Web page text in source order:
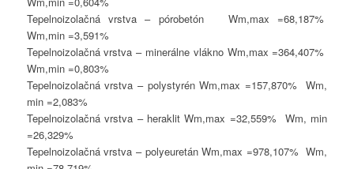
Tepelnoizolačná vrstva – pórobetón Wm,max =68,187%
Wm,min =3,591%
Tepelnoizolačná vrstva – minerálne vlákno Wm,max =364,407%
Wm,min =0,803%
Tepelnoizolačná vrstva – polystyrén Wm,max =157,870% Wm,
min =2,083%
Tepelnoizolačná vrstva – heraklit Wm,max =32,559% Wm, min
=26,329%
Tepelnoizolačná vrstva – polyeuretán Wm,max =978,107% Wm,